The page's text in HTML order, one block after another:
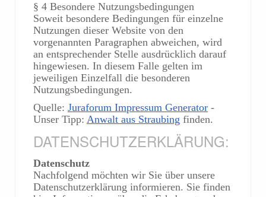
§ 4 Besondere Nutzungsbedingungen
Soweit besondere Bedingungen für einzelne
Nutzungen dieser Website von den
vorgenannten Paragraphen abweichen, wird
an entsprechender Stelle ausdrücklich darauf
hingewiesen. In diesem Falle gelten im
jeweiligen Einzelfall die besonderen
Nutzungsbedingungen.
Quelle: Juraforum Impressum Generator -
Unser Tipp: Anwalt aus Straubing finden.
DATENSCHUTZERKLÄRUNG:
Datenschutz
Nachfolgend möchten wir Sie über unsere
Datenschutzerklärung informieren. Sie finden